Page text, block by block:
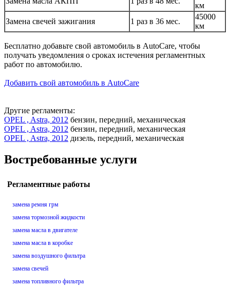
км
Замена свечей зажигания
1 раз в 36 мес.
45000
км
Бесплатно добавьте свой автомобиль в AutoCare, чтобы
получать уведомления о сроках истечения регламентных
работ по автомобилю.
Добавить свой автомобиль в AutoCare
Другие регламенты:
OPEL , Astra, 2012 бензин, передний, механическая
OPEL , Astra, 2012 бензин, передний, механическая
OPEL , Astra, 2012 дизель, передний, механическая
Востребованные услуги
Регламентные работы
замена ремня грм
замена тормозной жидкости
замена масла в двигателе
замена масла в коробке
замена воздушного фильтра
замена свечей
замена топливного фильтра